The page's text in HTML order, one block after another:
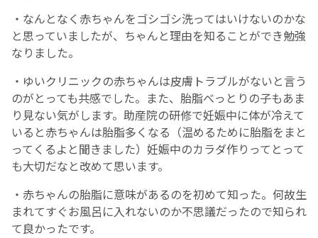
・なんとなく赤ちゃんをゴシゴシ洗ってはいけないのかな
と思っていましたが、ちゃんと理由を知ることができ勉強
なりました。
・ゆいクリニックの赤ちゃんは皮膚トラブルがないと言う
のがとっても共感でした。また、胎脂べっとりの子もあま
り見ない気がします。助産院の研修で妊娠中に体が冷えて
いると赤ちゃんは胎脂多くなる（温めるために胎脂をまと
ってくるよと聞きました）妊娠中のカラダ作りってとって
も大切だなと改めて思います。
・赤ちゃんの胎脂に意味があるのを初めて知った。何故生
まれてすぐお風呂に入れないのか不思議だったので知られ
て良かったです。